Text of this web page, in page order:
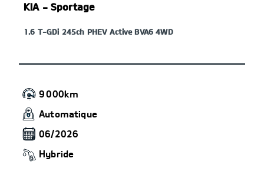
KIA - Sportage
1.6 T-GDi 245ch PHEV Active BVA6 4WD
9 000km
Automatique
06/2026
Hybride